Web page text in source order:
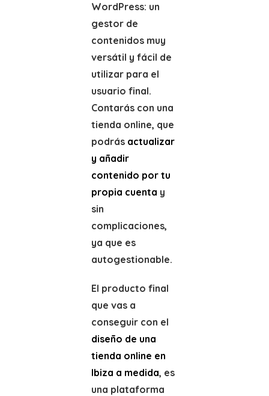
WordPress: un
gestor de
contenidos muy
versátil y fácil de
utilizar para el
usuario final.
Contarás con una
tienda online, que
podrás actualizar
y añadir
contenido por tu
propia cuenta y
sin
complicaciones,
ya que es
autogestionable.
El producto final
que vas a
conseguir con el
diseño de una
tienda online en
Ibiza a medida, es
una plataforma